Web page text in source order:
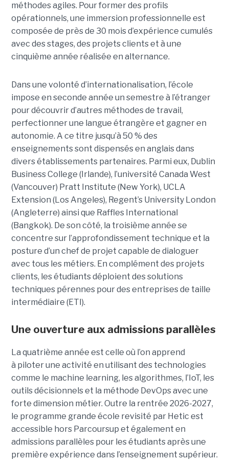
méthodes agiles. Pour former des profils
opérationnels, une immersion professionnelle est
composée de près de 30 mois d’expérience cumulés
avec des stages, des projets clients et à une
cinquième année réalisée en alternance.
Dans une volonté d’internationalisation, l’école
impose en seconde année un semestre à l’étranger
pour découvrir d’autres méthodes de travail,
perfectionner une langue étrangère et gagner en
autonomie. A ce titre jusqu’à 50 % des
enseignements sont dispensés en anglais dans
divers établissements partenaires. Parmi eux, Dublin
Business College (Irlande), l’université Canada West
(Vancouver) Pratt Institute (New York), UCLA
Extension (Los Angeles), Regent’s University London
(Angleterre) ainsi que Raffles International
(Bangkok). De son côté, la troisième année se
concentre sur l’approfondissement technique et la
posture d’un chef de projet capable de dialoguer
avec tous les métiers. En complément des projets
clients, les étudiants déploient des solutions
techniques pérennes pour des entreprises de taille
intermédiaire (ETI).
Une ouverture aux admissions parallèles
La quatrième année est celle où l’on apprend
à piloter une activité en utilisant des technologies
comme le machine learning, les algorithmes, l’IoT, les
outils décisionnels et la méthode DevOps avec une
forte dimension métier. Outre la rentrée 2026-2027,
le programme grande école revisité par Hetic est
accessible hors Parcoursup et également en
admissions parallèles pour les étudiants après une
première expérience dans l’enseignement supérieur.